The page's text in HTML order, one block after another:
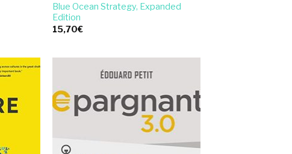
Blue Ocean Strategy, Expanded
Edition
15,70€